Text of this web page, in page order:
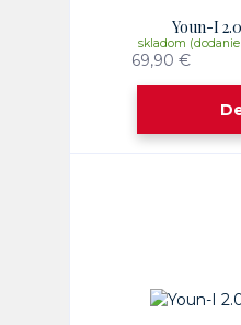
Youn-I
69,90 €
skladom